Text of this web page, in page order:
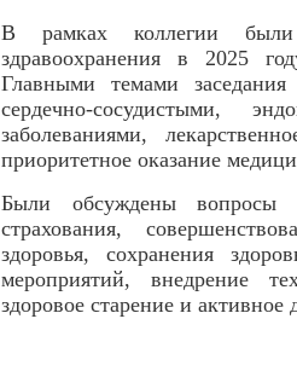
В рамках коллегии были
здравоохранения в 2025
Главными темами
сердечно-сосудистыми,
заболеваниями,
приоритетное оказание
Были обсуждены вопросы
страхования,
здоровья, сохранения
мероприятий, внедрение
здоровое старение и активное